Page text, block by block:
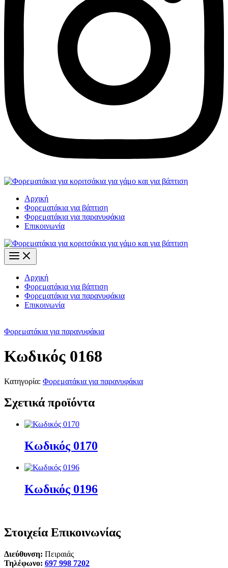
Αρχική
Φορεματάκια για βάπτιση
Φορεματάκια για παρανυφάκια
Επικοινωνία
Αρχική
Φορεματάκια για βάπτιση
Φορεματάκια για παρανυφάκια
Επικοινωνία
Φορεματάκια για παρανυφάκια
Κωδικός 0168
Κατηγορία: Φορεματάκια για παρανυφάκια
Σχετικά προϊόντα
Κωδικός 0170
Κωδικός 0196
Στοιχεία Επικοινωνίας
Διεύθυνση: Πειραιάς
Τηλέφωνο: 697 998 7202